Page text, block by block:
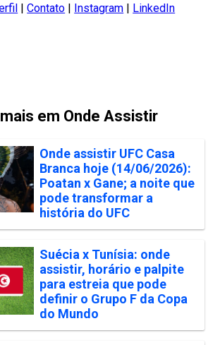
|Contato | Instagram | LinkedIn
em Onde Assistir
Onde assistir UFC Casa
Branca hoje (14/06/2026):
Poatan x Gane; a noite que
pode transformar a
história do UFC
Suécia x Tunísia: onde
assistir, horário e palpite
para estreia que pode
definir o Grupo F da Copa
do Mundo